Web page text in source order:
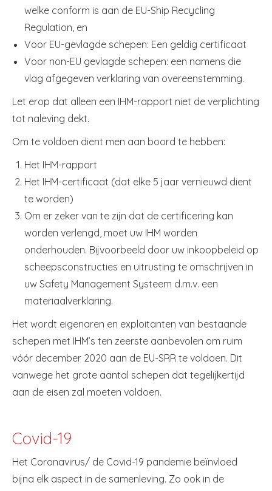
welke conform is aan de EU-Ship Recycling
Regulation, en
Voor EU-gevlagde schepen: Een geldig certificaat
Voor non-EU gevlagde schepen: een namens die
vlag afgegeven verklaring van overeenstemming.
Let erop dat alleen een IHM-rapport niet de verplichting
tot naleving dekt.
Om te voldoen dient men aan boord te hebben:
Het IHM-rapport
Het IHM-certificaat (dat elke 5 jaar vernieuwd dient
te worden)
Om er zeker van te zijn dat de certificering kan
worden verlengd, moet uw IHM worden
onderhouden. Bijvoorbeeld door uw inkoopbeleid op
scheepsconstructies en uitrusting te omschrijven in
uw Safety Management Systeem d.m.v. een
materiaalverklaring.
Het wordt eigenaren en exploitanten van bestaande
schepen met IHM’s ten zeerste aanbevolen om ruim
vóór december 2020 aan de EU-SRR te voldoen. Dit
vanwege het grote aantal schepen dat tegelijkertijd
aan de eisen zal moeten voldoen.
Covid-19
Het Coronavirus/ de Covid-19 pandemie beïnvloed
bijna elk aspect in de samenleving. Zo ook in de